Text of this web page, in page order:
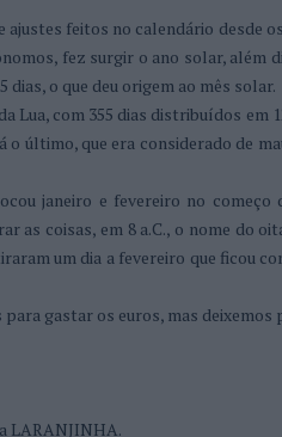
ajustes feitos no calendário desde
fez surgir o ano solar, além
dias, o que deu origem ao mês solar.
Lua, com 355 dias distribuídos em
o último, que era considerado de
janeiro e fevereiro no começo
as coisas, em 8 a.C., o nome do
um dia a fevereiro que ficou
gastar os euros, mas deixemos
LARANJINHA.